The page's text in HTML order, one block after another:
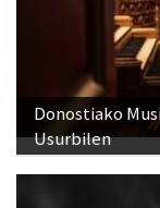
Donostiako
Usurbilen